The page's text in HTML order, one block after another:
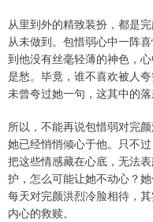
从里到外的精致装扮，都是
从未做到。包惜弱心中一阵
到他没有丝毫轻薄的神色，
是愁。毕竟，谁不喜欢被人
未曾夸过她一句，这其中的
所以，不能再说包惜弱对完
她已经悄悄倾心于他。只不
把这些情感藏在心底，无法
护，怎么可能让她不动心？
每天对完颜洪烈冷脸相待，
内心的救赎。